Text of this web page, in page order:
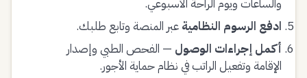
والساعات ويوم الراحة الأسبوعي.
ادفع الرسوم النظامية عبر المنصة وتابع طلبك.
أكمل إجراءات الوصول — الفحص الطبي وإصدار
الإقامة وتفعيل الراتب في نظام حماية الأجور.